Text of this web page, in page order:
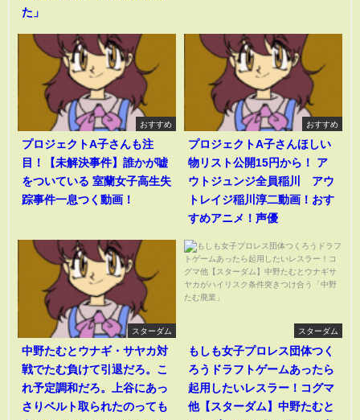
た」
おすすめ
プロジェクトA子さんも注
目！【未解決事件】誰かが嘘
をついている 室蘭女子高生失
踪事件一息つく動画！
おすすめ
プロジェクトA子さんほしい
物リスト公開15円から！ ア
ウトジュンジ全員稲川 アウ
トレイジ稲川淳二動画！おす
すめアニメ！声優
スターダム
中野たむとウナギ・サヤカ対
戦でたむ負けて引退だろ。こ
れ予定調和だろ。上谷にあっ
さりベルト取られたのっても
スターダム
もしも女子プロレス団体つく
ろうドラフトゲームあったら
起用したいレスラー！コグマ
他【スターダム】中野たむと